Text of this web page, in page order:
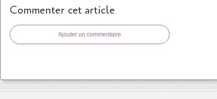
Commenter cet article
Ajouter un commentaire